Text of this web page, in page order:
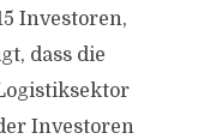
Investoren,
dass die
Investoren